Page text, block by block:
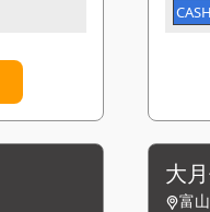
CASH
大
富